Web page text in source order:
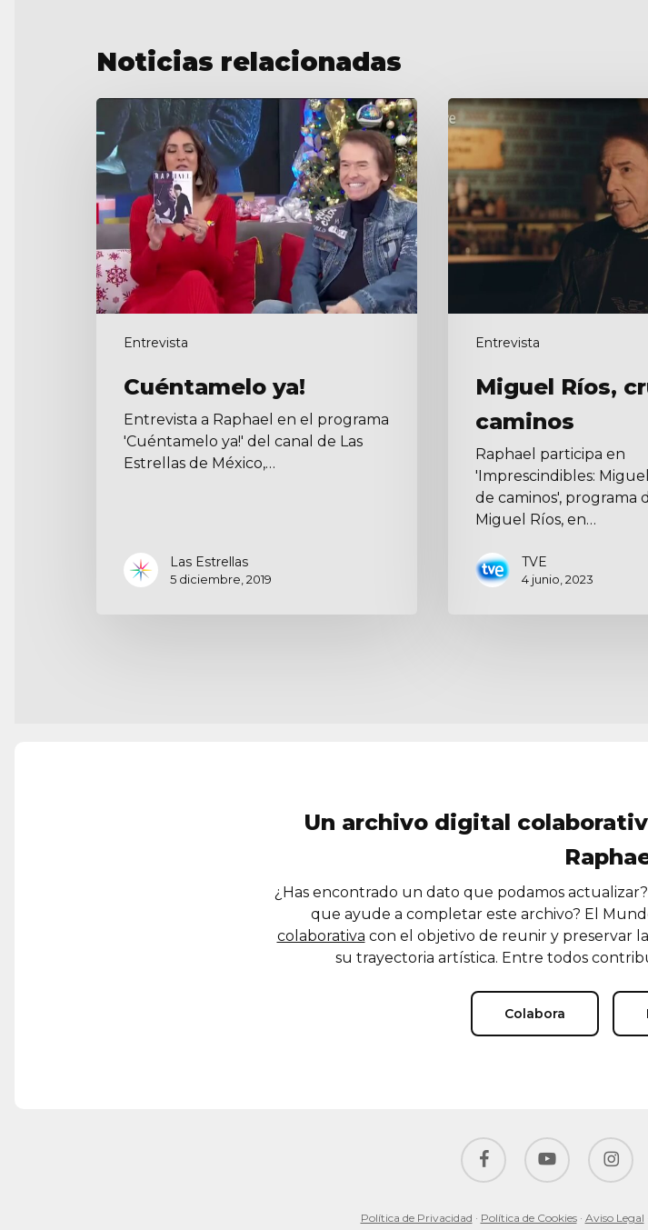
Noticias relacionadas
Entrevista
Cuéntamelo
ya!
Cuéntamelo ya!
Entrevista a Raphael en el programa
'Cuéntamelo ya!' del canal de Las
Estrellas de México,…
Las Estrellas
5 diciembre, 2019
Entrevista
Miguel
Ríos,
cruce
de
caminos
Miguel Ríos,
caminos
Raphael participa en
'Imprescindibles:
de caminos', programa
Miguel Ríos, en…
TVE
4 junio, 2023
Un archivo digital
¿Has encontrado un dato que podamos
que ayude a completar este archivo? El
colaborativa con el objetivo de reunir y preservar
su trayectoria artística. Entre todos
Colabora
facebook youtube instagram
Política de Privacidad · Política de Cookies· Aviso Legal